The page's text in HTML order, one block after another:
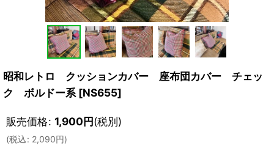
昭和レトロ クッションカバー 座布団カバー チェッ
ク ボルドー系 [NS655]
販売価格: 1,900円(税別)
(税込: 2,090円)